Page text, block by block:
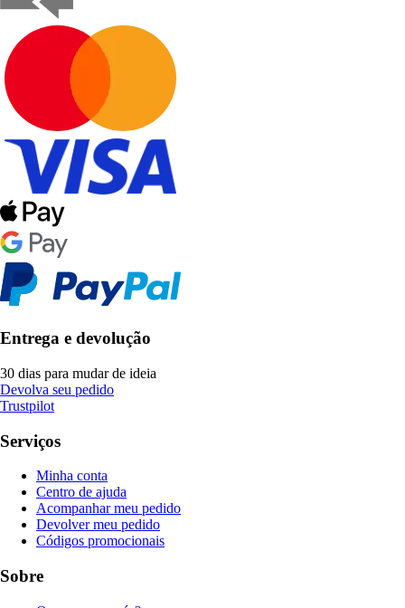
Entrega e devolução
30 dias para mudar de ideia
Devolva seu pedido
Trustpilot
Serviços
Minha conta
Centro de ajuda
Acompanhar meu pedido
Devolver meu pedido
Códigos promocionais
Sobre